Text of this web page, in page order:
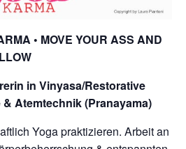
• MOVE YOUR ASS AND
in Vinyasa/Restorative
& Atemtechnik (Pranayama)
Yoga praktizieren. Arbeit an